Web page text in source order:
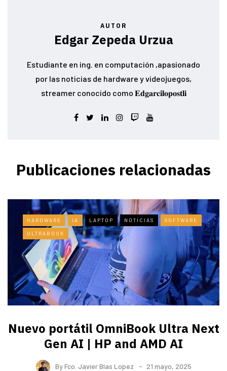
AUTOR
Edgar Zepeda Urzua
Estudiante en ing. en computación ,apasionado
por las noticias de hardware y videojuegos,
streamer conocido como 𝐄𝐝𝐠𝐚𝐫𝐜𝐢𝐥𝐨𝐩𝐨𝐬𝐭𝐥𝐢
Publicaciones relacionadas
HARDWARE IA LAPTOP NOTICIAS SOFTWARE
ULTRABOOK
Nuevo portátil OmniBook Ultra ​Next
Gen AI | HP and AMD AI
ByFco. Javier Blas Lopez 21 mayo, 2025